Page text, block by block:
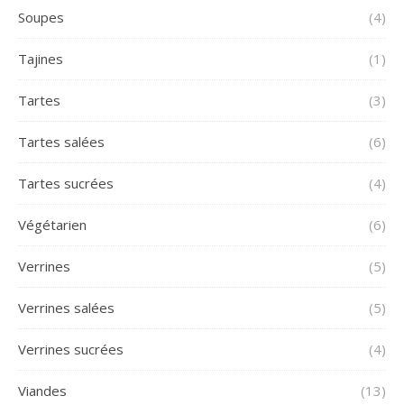
Soupes (4)
Tajines (1)
Tartes (3)
Tartes salées (6)
Tartes sucrées (4)
Végétarien (6)
Verrines (5)
Verrines salées (5)
Verrines sucrées (4)
Viandes (13)